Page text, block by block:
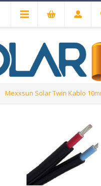
Kablo ve MC4 Konnektörler
Mexxsun Solar Twin Kablo